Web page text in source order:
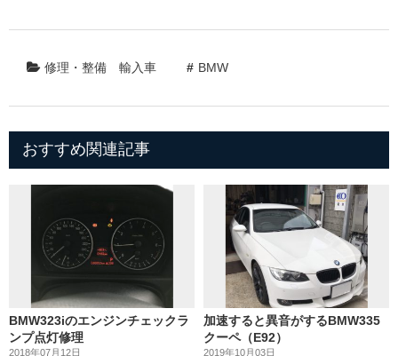
修理・整備 輸入車 BMW
おすすめ関連記事
BMW323iのエンジンチェックラ
ンプ点灯修理
2018年07月12日
加速すると異音がするBMW335
クーペ（E92）
2019年10月03日